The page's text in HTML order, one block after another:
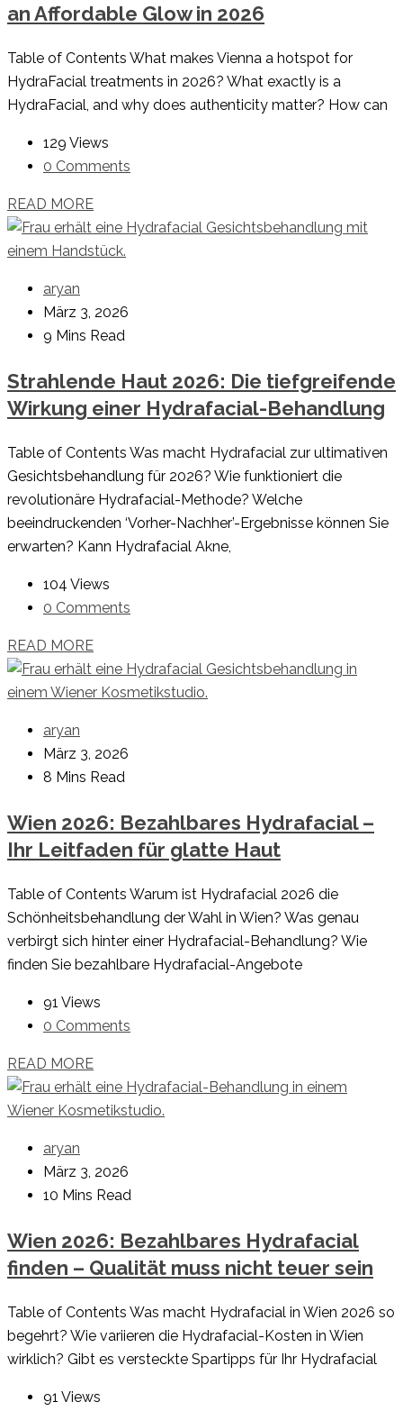
an Affordable Glow in 2026
Table of Contents What makes Vienna a hotspot for
HydraFacial treatments in 2026? What exactly is a
HydraFacial, and why does authenticity matter? How can
129 Views
0 Comments
READ MORE
aryan
März 3, 2026
9 Mins Read
Strahlende Haut 2026: Die tiefgreifende
Wirkung einer Hydrafacial-Behandlung
Table of Contents Was macht Hydrafacial zur ultimativen
Gesichtsbehandlung für 2026? Wie funktioniert die
revolutionäre Hydrafacial-Methode? Welche
beeindruckenden ‘Vorher-Nachher’-Ergebnisse können Sie
erwarten? Kann Hydrafacial Akne,
104 Views
0 Comments
READ MORE
aryan
März 3, 2026
8 Mins Read
Wien 2026: Bezahlbares Hydrafacial –
Ihr Leitfaden für glatte Haut
Table of Contents Warum ist Hydrafacial 2026 die
Schönheitsbehandlung der Wahl in Wien? Was genau
verbirgt sich hinter einer Hydrafacial-Behandlung? Wie
finden Sie bezahlbare Hydrafacial-Angebote
91 Views
0 Comments
READ MORE
aryan
März 3, 2026
10 Mins Read
Wien 2026: Bezahlbares Hydrafacial
finden – Qualität muss nicht teuer sein
Table of Contents Was macht Hydrafacial in Wien 2026 so
begehrt? Wie variieren die Hydrafacial-Kosten in Wien
wirklich? Gibt es versteckte Spartipps für Ihr Hydrafacial
91 Views